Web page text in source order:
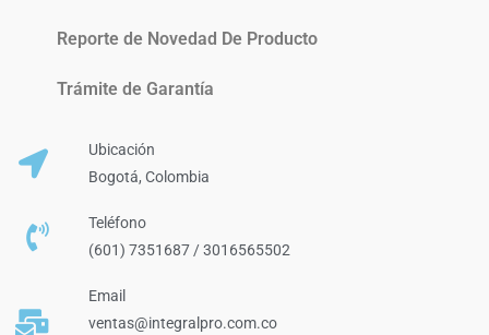
Reporte de Novedad De Producto
Trámite de Garantía
Ubicación
Bogotá, Colombia
Teléfono
(601) 7351687 / 3016565502
Email
ventas@integralpro.com.co